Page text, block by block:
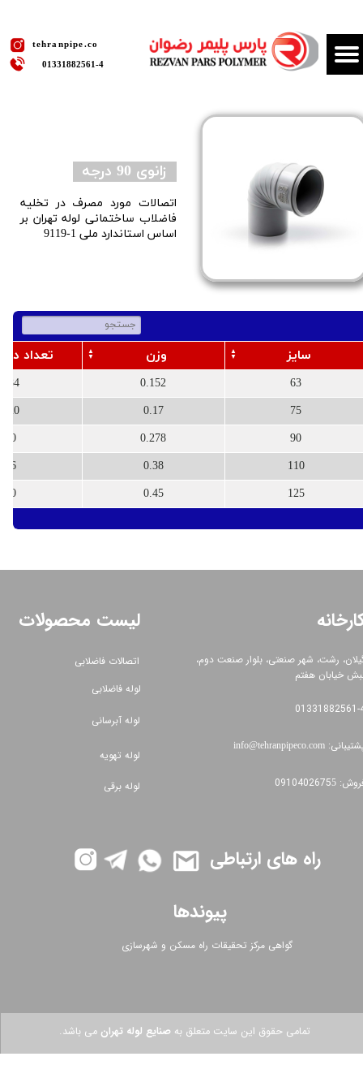
​tehranpipe.co
01331882561​​​​​​​-4
زانوی 90 درجه ​​​​​​​
اتصالات مورد مصرف در تخلیه
فاضلاب ساختمانی لوله تهران بر
اساس استاندارد ملی 1-9119
سایز وزن تعداد در
63
0.152
184
75
0.17
120
90
0.278
60
110
0.38
56
125
0.45
30
تمامی حقوق این سایت متعلق به صنایع لوله تهران می باشد.
رشت، شهر صنعتی، بلوار صنعت دوم،
خیابان هفتم
01331882561​​​​​​​-
info@tehranpipeco.com​​​​​​​​​​​​​​
0910402675
5
لیست محصولات
لوله برقی
اتصالات فاضلابی
لوله فاضلابی
لوله آبرسانی
لوله تهویه
راه های ارتباطی
گواهی مرکز تحقیقات راه مسکن و شهرسازی
پیوندها